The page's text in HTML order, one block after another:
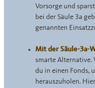
Vorsorge und
bei der Säule 3a
genannten
Mit der Säule-3a-
smarte Alternative.
du in einen Fonds,
herauszuholen.